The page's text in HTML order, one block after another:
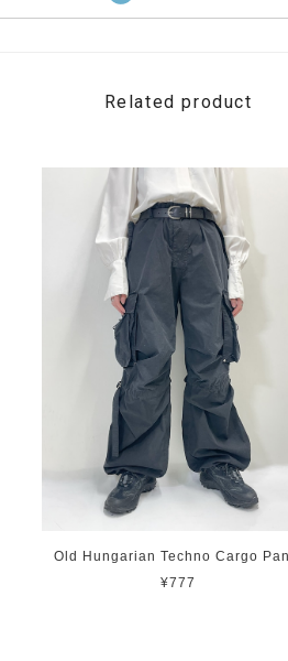
Related product
Old Hungarian Techno Cargo
¥777